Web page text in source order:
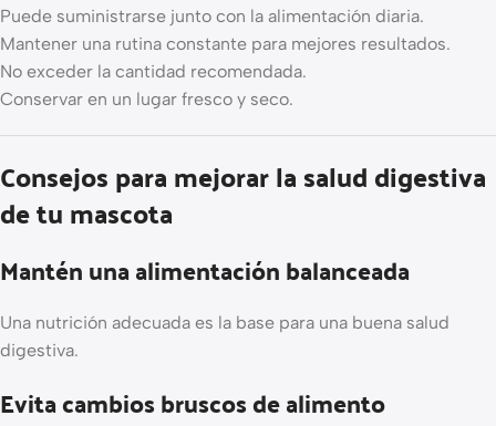
Puede suministrarse junto con la alimentación diaria.
Mantener una rutina constante para mejores resultados.
No exceder la cantidad recomendada.
Conservar en un lugar fresco y seco.
Consejos para mejorar la salud digestiva
de tu mascota
Mantén una alimentación balanceada
Una nutrición adecuada es la base para una buena salud
digestiva.
Evita cambios bruscos de alimento